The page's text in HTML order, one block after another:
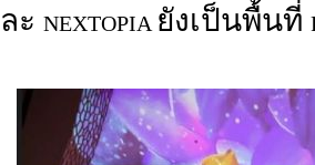
ะ NEXTOPIA ยังเป็นพื้นที่